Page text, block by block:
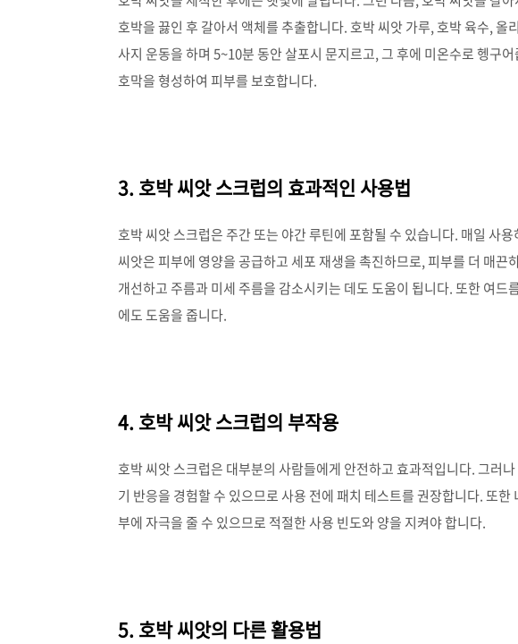
호박을 끓인 후 갈아서 액체를 추출합니다. 호박 씨앗 가루, 호박 육수,
사지 운동을 하며 5~10분 동안 살포시 문지르고, 그 후에 미온수로 헹구
호막을 형성하여 피부를 보호합니다.
3. 호박 씨앗 스크럽의 효과적인 사용법
호박 씨앗 스크럽은 주간 또는 야간 루틴에 포함될 수 있습니다. 매일 사
씨앗은 피부에 영양을 공급하고 세포 재생을 촉진하므로, 피부를 더 매끈
개선하고 주름과 미세 주름을 감소시키는 데도 도움이 됩니다. 또한 여드
에도 도움을 줍니다.
4. 호박 씨앗 스크럽의 부작용
호박 씨앗 스크럽은 대부분의 사람들에게 안전하고 효과적입니다. 그러
기 반응을 경험할 수 있으므로 사용 전에 패치 테스트를 권장합니다. 또
부에 자극을 줄 수 있으므로 적절한 사용 빈도와 양을 지켜야 합니다.
5. 호박 씨앗의 다른 활용법